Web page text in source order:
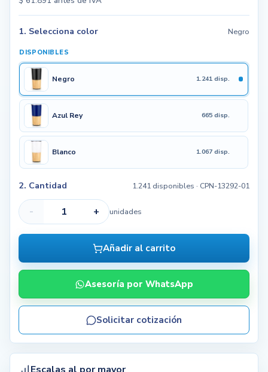
1. Selecciona color Negro
DISPONIBLES
Negro 1.241 disp.
Azul Rey 665 disp.
Blanco 1.067 disp.
2. Cantidad 1.241 disponibles · CPN-13292-01
- + unidades
Añadir al carrito
Asesoría por WhatsApp
Solicitar cotización